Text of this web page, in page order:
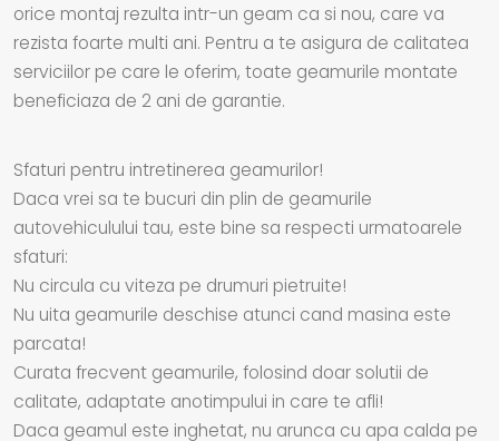
orice montaj rezulta intr-un geam ca si nou, care va
rezista foarte multi ani. Pentru a te asigura de calitatea
serviciilor pe care le oferim, toate geamurile montate
beneficiaza de 2 ani de garantie.
Sfaturi pentru intretinerea geamurilor!
Daca vrei sa te bucuri din plin de geamurile
autovehiculului tau, este bine sa respecti urmatoarele
sfaturi:
Nu circula cu viteza pe drumuri pietruite!
Nu uita geamurile deschise atunci cand masina este
parcata!
Curata frecvent geamurile, folosind doar solutii de
calitate, adaptate anotimpului in care te afli!
Daca geamul este inghetat, nu arunca cu apa calda pe